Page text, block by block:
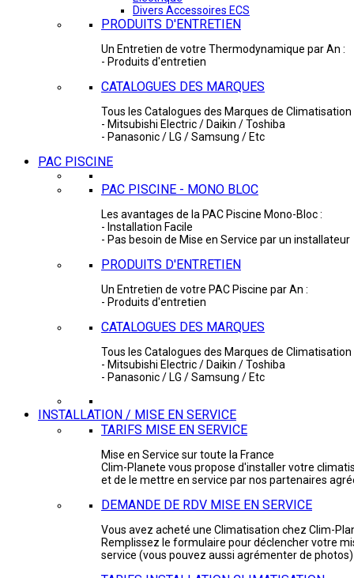
Divers Accessoires ECS
PRODUITS D'ENTRETIEN
Un Entretien de votre Thermodynamique par An :
- Produits d'entretien
CATALOGUES DES MARQUES
Tous les Catalogues des Marques de Climatisation
- Mitsubishi Electric / Daikin / Toshiba
- Panasonic / LG / Samsung / Etc
PAC PISCINE
PAC PISCINE - MONO BLOC
Les avantages de la PAC Piscine Mono-Bloc :
- Installation Facile
- Pas besoin de Mise en Service par un installateur
PRODUITS D'ENTRETIEN
Un Entretien de votre PAC Piscine par An :
- Produits d'entretien
CATALOGUES DES MARQUES
Tous les Catalogues des Marques de Climatisation
- Mitsubishi Electric / Daikin / Toshiba
- Panasonic / LG / Samsung / Etc
INSTALLATION / MISE EN SERVICE
TARIFS MISE EN SERVICE
Mise en Service sur toute la France
Clim-Planete vous propose d'installer votre
et de le mettre en service par nos partenaires
DEMANDE DE RDV MISE EN SERVICE
Vous avez acheté une Climatisation chez Clim-
Remplissez le formulaire pour déclencher votre
service (vous pouvez aussi agrémenter de photos)